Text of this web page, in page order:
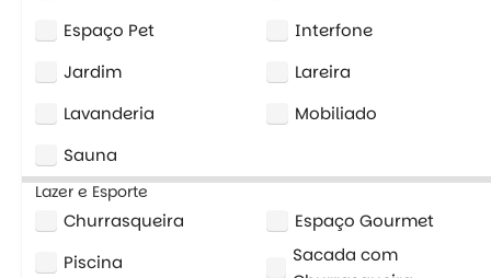
Espaço Pet
Interfone
Jardim
Lareira
Lavanderia
Mobiliado
Sauna
Lazer e Esporte
Churrasqueira
Espaço Gourmet
Piscina
Sacada com